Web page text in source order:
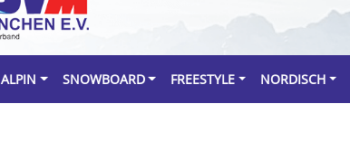
ALPIN SNOWBOARD FREESTYLE NORDISCH